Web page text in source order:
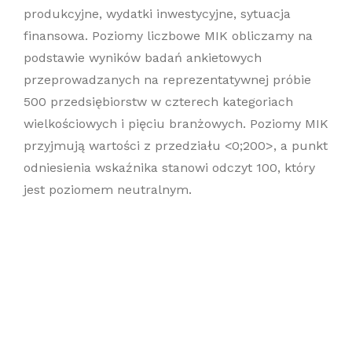
produkcyjne, wydatki inwestycyjne, sytuacja
finansowa. Poziomy liczbowe MIK obliczamy na
podstawie wyników badań ankietowych
przeprowadzanych na reprezentatywnej próbie
500 przedsiębiorstw w czterech kategoriach
wielkościowych i pięciu branżowych. Poziomy MIK
przyjmują wartości z przedziału <0;200>, a punkt
odniesienia wskaźnika stanowi odczyt 100, który
jest poziomem neutralnym.